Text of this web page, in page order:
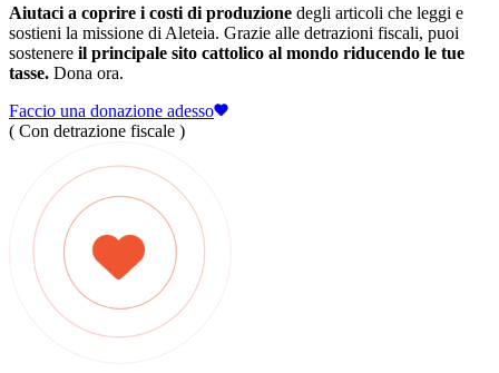
Aiutaci a coprire i costi di produzione degli articoli che leggi e
sostieni la missione di Aleteia. Grazie alle detrazioni fiscali, puoi
sostenere il principale sito cattolico al mondo riducendo le tue
tasse. Dona ora.
Faccio una donazione adesso
( Con detrazione fiscale )